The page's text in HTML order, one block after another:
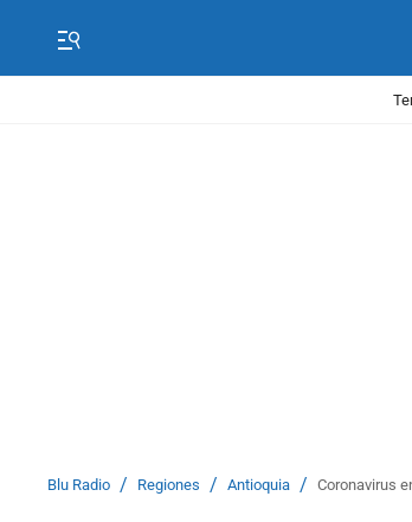
Blu Radio / Regiones / Antioquia / Coronavirus